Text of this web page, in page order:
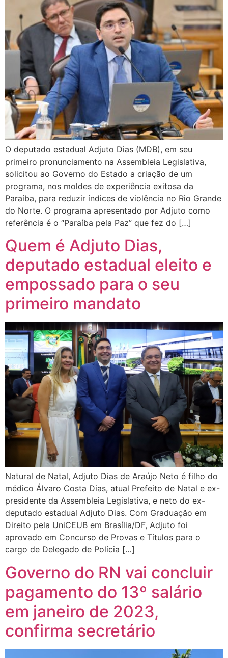
O deputado estadual Adjuto Dias (MDB), em seu
primeiro pronunciamento na Assembleia Legislativa,
solicitou ao Governo do Estado a criação de um
programa, nos moldes de experiência exitosa da
Paraíba, para reduzir índices de violência no Rio Grande
do Norte. O programa apresentado por Adjuto como
referência é o “Paraíba pela Paz” que fez do […]
Quem é Adjuto Dias,
deputado estadual eleito e
empossado para o seu
primeiro mandato
Natural de Natal, Adjuto Dias de Araújo Neto é filho do
médico Álvaro Costa Dias, atual Prefeito de Natal e ex-
presidente da Assembleia Legislativa, e neto do ex-
deputado estadual Adjuto Dias. Com Graduação em
Direito pela UniCEUB em Brasília/DF, Adjuto foi
aprovado em Concurso de Provas e Títulos para o
cargo de Delegado de Polícia […]
Governo do RN vai concluir
pagamento do 13º salário
em janeiro de 2023,
confirma secretário